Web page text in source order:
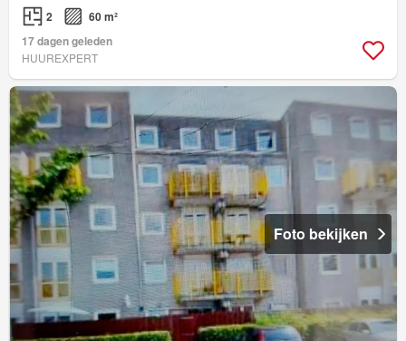
2
60 m²
17 dagen geleden
HUUREXPERT
Foto bekijken